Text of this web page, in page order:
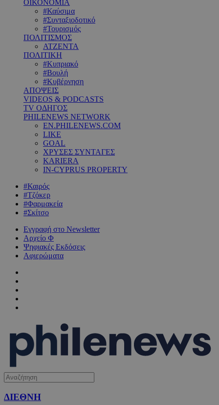
ΟΙΚΟΝΟΜΙΑ
#Καύσιμα
#Συνταξιοδοτικό
#Τουρισμός
ΠΟΛΙΤΙΣΜΟΣ
ΑΤΖΕΝΤΑ
ΠΟΛΙΤΙΚΗ
#Κυπριακό
#Βουλή
#Κυβέρνηση
ΑΠΟΨΕΙΣ
VIDEOS & PODCASTS
TV ΟΔΗΓΟΣ
PHILENEWS NETWORK
EN.PHILENEWS.COM
LIKE
GOAL
ΧΡΥΣΕΣ ΣΥΝΤΑΓΕΣ
KARIERA
IN-CYPRUS PROPERTY
#Καιρός
#Τζόκερ
#Φαρμακεία
#Σκίτσο
Εγγραφή στο Newsletter
Αρχείο Φ
Ψηφιακές Εκδόσεις
Αφιερώματα
ΔΙΕΘΝΗ